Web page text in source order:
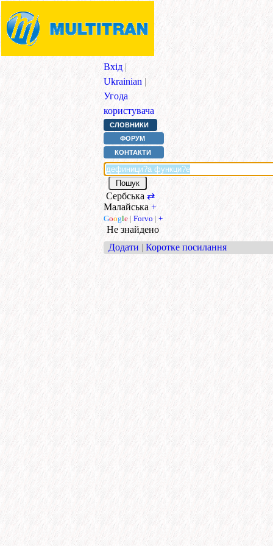
Вхід |
Ukrainian |
Угода
користувача
СЛОВНИКИ
ФОРУМ
КОНТАКТИ
Сербська ⇄
Малайська +
Google | Forvo | +
Не знайдено
Додати | Коротке посилання